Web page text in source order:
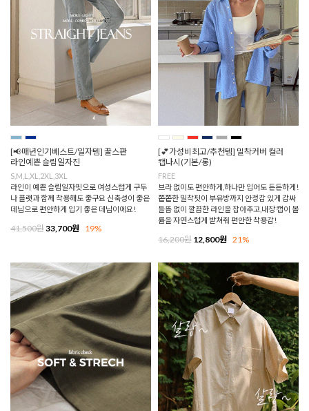
[📢매년인기베스트/일자템] 꿀스판
라인예쁜 슬림일자진
S,M,L,XL,2XL,3XL
라인이 예쁜 슬림일자핏으로 여성스럽게 구두
나 플랫과 함께 착용해도 좋구요 신축성이 좋은
데님으로 편안하게 입기 좋은 데님이에요!
41,500원33,700원 19%
[💕가성비최고/추천템] 밀착커버 컬러
캡나시(기본/롱)
FREE
브라 없이도 편안하게,하나만 입어도 든든하게!
쫀쫀한 밀착핏이 부유방까지 안정감 있게 감싸
들뜸 없이 깔끔한 라인을 잡아주고,내장 캡이 볼
륨을 자연스럽게 받쳐줘 편안한 착용감!
16,200원 12,800원 21%